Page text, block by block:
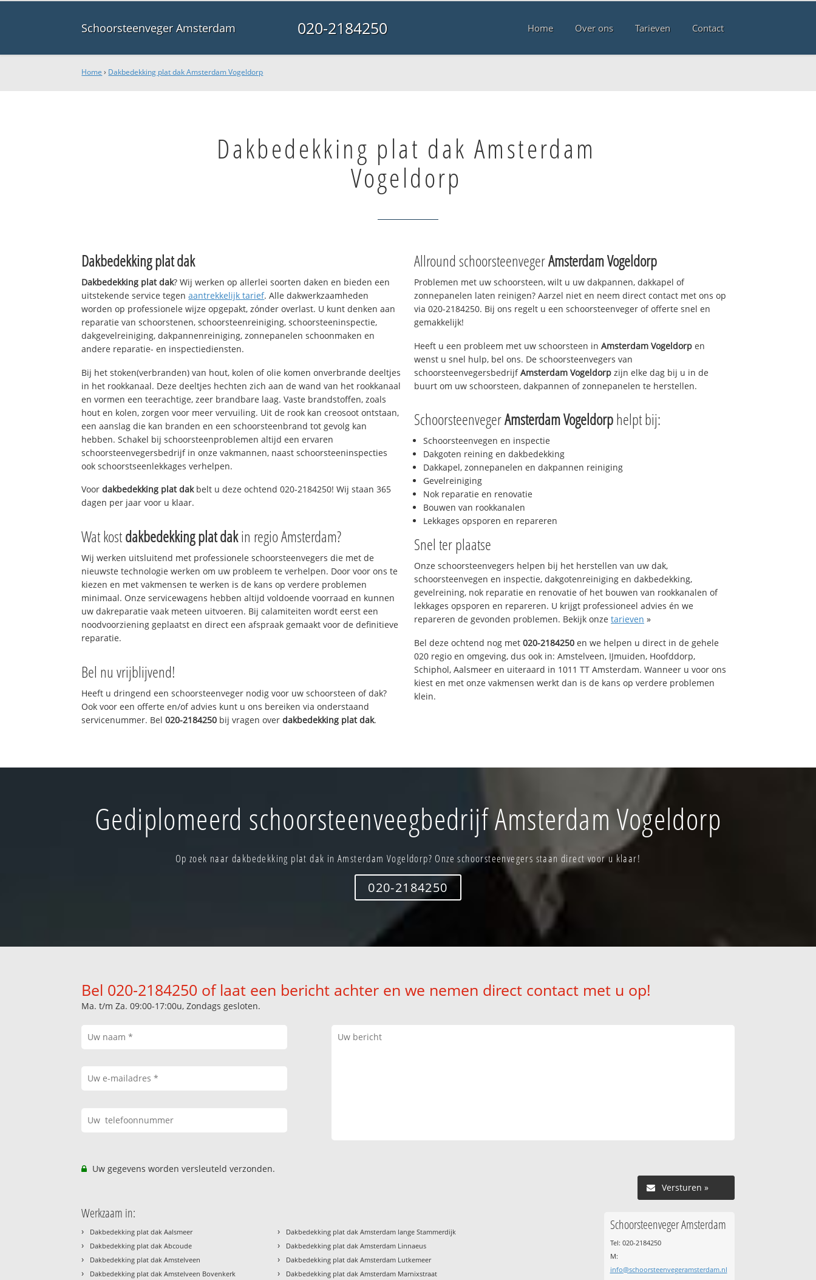
Schoorsteenveger Amsterdam 020-2184250 Home Over ons Tarieven Contact
Home › Dakbedekking plat dak Amsterdam Vogeldorp
Dakbedekking plat dak Amsterdam
Vogeldorp
Dakbedekking plat dak
Dakbedekking plat dak? Wij werken op allerlei soorten daken en bieden een
uitstekende service tegenaantrekkelijk tarief. Alle dakwerkzaamheden
worden op professionele wijze opgepakt, zónder overlast. U kunt denken aan
reparatie van schoorstenen, schoorsteenreiniging, schoorsteeninspectie,
dakgevelreiniging, dakpannenreiniging, zonnepanelen schoonmaken en
andere reparatie- en inspectiediensten.
Bij het stoken(verbranden) van hout, kolen of olie komen onverbrande deeltjes
in het rookkanaal. Deze deeltjes hechten zich aan de wand van het rookkanaal
en vormen een teerachtige, zeer brandbare laag. Vaste brandstoffen, zoals
hout en kolen, zorgen voor meer vervuiling. Uit de rook kan creosoot ontstaan,
een aanslag die kan branden en een schoorsteenbrand tot gevolg kan
hebben. Schakel bij schoorsteenproblemen altijd een ervaren
schoorsteenvegersbedrijf in onze vakmannen, naast schoorsteeninspecties
ook schoorstseenlekkages verhelpen.
Voordakbedekking plat dakbelt u deze ochtend 020-2184250! Wij staan 365
dagen per jaar voor u klaar.
Wat kostdakbedekking plat dakin regio Amsterdam?
Wij werken uitsluitend met professionele schoorsteenvegers die met de
nieuwste technologie werken om uw probleem te verhelpen. Door voor ons te
kiezen en met vakmensen te werken is de kans op verdere problemen
minimaal. Onze servicewagens hebben altijd voldoende voorraad en kunnen
uw dakreparatie vaak meteen uitvoeren. Bij calamiteiten wordt eerst een
noodvoorziening geplaatst en direct een afspraak gemaakt voor de definitieve
reparatie.
Bel nu vrijblijvend!
Heeft u dringend een schoorsteenveger nodig voor uw schoorsteen of dak?
Ook voor een offerte en/of advies kunt u ons bereiken via onderstaand
servicenummer. Bel020-2184250 bij vragen overdakbedekking plat dak.
Allround schoorsteenvegerAmsterdam Vogeldorp
Problemen met uw schoorsteen, wilt u uw dakpannen, dakkapel of
zonnepanelen laten reinigen? Aarzel niet en neem direct contact met ons op
via 020-2184250. Bij ons regelt u een schoorsteenveger of offerte snel en
gemakkelijk!
Heeft u een probleem met uw schoorsteen in Amsterdam Vogeldorp en
wenst u snel hulp, bel ons. De schoorsteenvegers van
schoorsteenvegersbedrijfAmsterdam Vogeldorp zijn elke dag bij u in de
buurt om uw schoorsteen, dakpannen of zonnepanelen te herstellen.
SchoorsteenvegerAmsterdam Vogeldorphelpt bij:
Schoorsteenvegen en inspectie
Dakgoten reining en dakbedekking
Dakkapel, zonnepanelen en dakpannen reiniging
Gevelreiniging
Nok reparatie en renovatie
Bouwen van rookkanalen
Lekkages opsporen en repareren
Snel ter plaatse
Onze schoorsteenvegers helpen bij het herstellen van uw dak,
schoorsteenvegen en inspectie, dakgotenreiniging en dakbedekking,
gevelreining, nok reparatie en renovatie of het bouwen van rookkanalen of
lekkages opsporen en repareren. U krijgt professioneel advies én we
repareren de gevonden problemen. Bekijk onze tarieven »
Bel deze ochtend nog met 020-2184250 en we helpen u direct in de gehele
020 regio en omgeving, dus ook in: Amstelveen, IJmuiden, Hoofddorp,
Schiphol, Aalsmeer en uiteraard in 1011 TT Amsterdam. Wanneer u voor ons
kiest en met onze vakmensen werkt dan is de kans op verdere problemen
klein.
Gediplomeerd schoorsteenveegbedrijf Amsterdam Vogeldorp
Op zoek naar dakbedekking plat dak in Amsterdam Vogeldorp? Onze schoorsteenvegers staan direct voor u klaar!
020-2184250
Bel 020-2184250 of laat een bericht achter en we nemen direct contact met u op!
Ma. t/m Za. 09:00-17:00u, Zondags gesloten.
Uw gegevens worden versleuteld verzonden.
Versturen »
Werkzaam in:
› Dakbedekking plat dak Aalsmeer
› Dakbedekking plat dak Abcoude
› Dakbedekking plat dak Amstelveen
› Dakbedekking plat dak Amstelveen Bovenkerk
› Dakbedekking plat dak Amsterdam lange Stammerdijk
› Dakbedekking plat dak Amsterdam Linnaeus
› Dakbedekking plat dak Amsterdam Lutkemeer
› Dakbedekking plat dak Amsterdam Marnixstraat
Schoorsteenveger Amsterdam
Tel: 020-2184250
M:
info@schoorsteenvegeramsterdam.nl